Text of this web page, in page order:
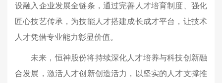
设融入企业发展全链条，通过完善人才培育制度、强化
匠心技艺传承，为技能人才搭建成长成才平台，让技术
人才凭借专业能力彰显价值。
未来，恒神股份将持续深化人才培养与科技创新融
合发展，激活人才创新创造活力，以坚实的人才支撑推